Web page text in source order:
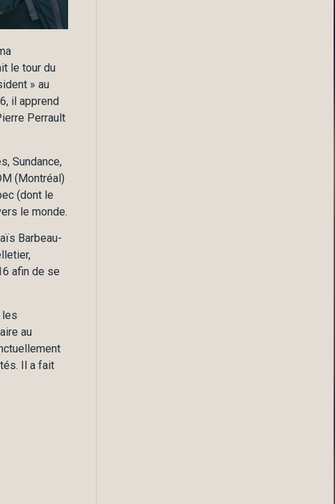
le tour du
» au
il apprend
Perrault
Sundance,
(Montréal)
(dont le
le monde.
Barbeau-
afin de se
les
au
Il a fait